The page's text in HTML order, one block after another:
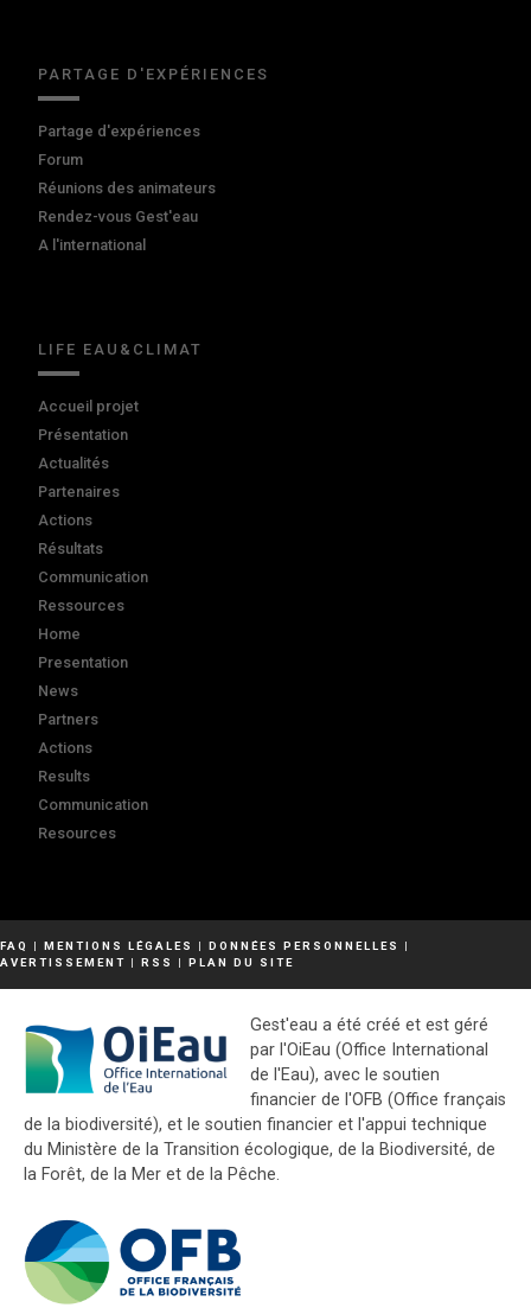
PARTAGE D'EXPÉRIENCES
Partage d'expériences
Forum
Réunions des animateurs
Rendez-vous Gest'eau
A l'international
LIFE EAU&CLIMAT
Accueil projet
Présentation
Actualités
Partenaires
Actions
Résultats
Communication
Ressources
Home
Presentation
News
Partners
Actions
Results
Communication
Resources
FAQ | MENTIONS LÉGALES | DONNÉES PERSONNELLES
|
AVERTISSEMENT | RSS | PLAN DU SITE
Gest'eau a été créé et est géré
par l'OiEau (Office International
de l'Eau), avec le soutien
financier de l'OFB (Office français
de la biodiversité), et le soutien financier et l'appui technique
du Ministère de la Transition écologique, de la Biodiversité, de
la Forêt, de la Mer et de la Pêche.